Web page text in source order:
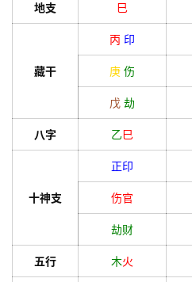
地支 巳
藏干
丙 印
庚 伤
戊 劫
八字 乙巳
十神支
正印
伤官
劫财
五行 木火